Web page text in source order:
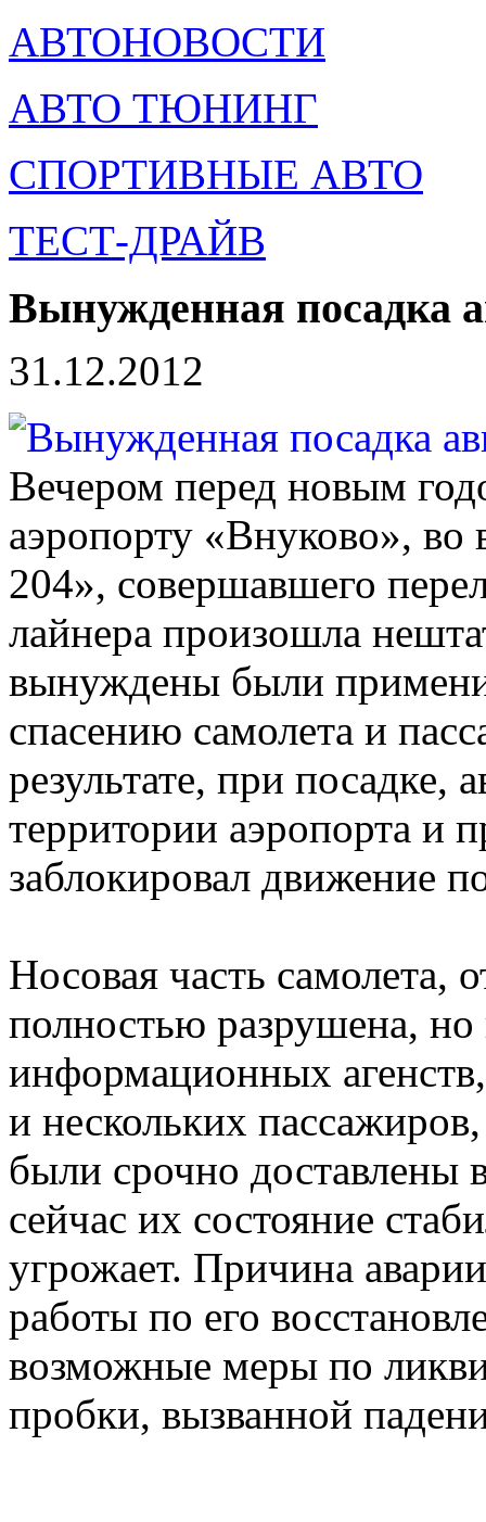
АВТОНОВОСТИ
АВТО ТЮНИНГ
СПОРТИВНЫЕ АВТО
ТЕСТ-ДРАЙВ
Вынужденная посадка
31.12.2012
Вечером перед новым
аэропорту «Внуково», во
204», совершавшего
лайнера произошла
вынуждены были
спасению самолета и
результате, при посадке,
территории аэропорта и
заблокировал движение
Носовая часть самолета,
полностью разрушена,
информационных
и нескольких
были срочно доставлены
сейчас их состояние
угрожает. Причина
работы по его
возможные меры по
пробки, вызванной